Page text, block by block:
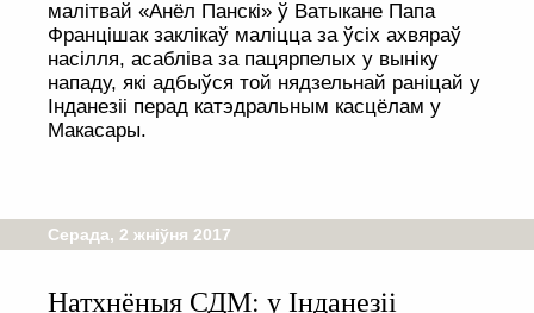
малітвай «Анёл Панскі» ў Ватыкане Папа
Францішак заклікаў маліцца за ўсіх ахвяраў
насілля, асабліва за пацярпелых у выніку
нападу, які адбыўся той нядзельнай раніцай у
Інданезіі перад катэдральным касцёлам у
Макасары.
Серада, 2 жніўня 2017
Натхнёныя СДМ: у Інданезіі